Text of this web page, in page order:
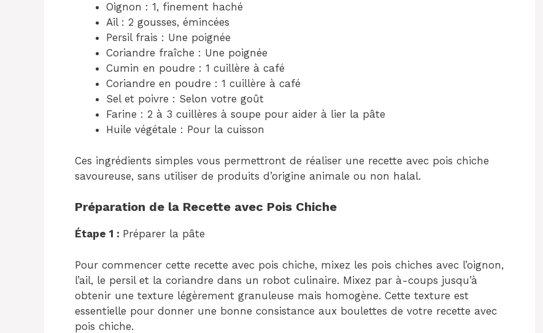
Oignon : 1, finement haché
Ail : 2 gousses, émincées
Persil frais : Une poignée
Coriandre fraîche : Une poignée
Cumin en poudre : 1 cuillère à café
Coriandre en poudre : 1 cuillère à café
Sel et poivre : Selon votre goût
Farine : 2 à 3 cuillères à soupe pour aider à lier la pâte
Huile végétale : Pour la cuisson
Ces ingrédients simples vous permettront de réaliser une recette avec pois chiche
savoureuse, sans utiliser de produits d’origine animale ou non halal.
Préparation de la Recette avec Pois Chiche
Étape 1 : Préparer la pâte
Pour commencer cette recette avec pois chiche, mixez les pois chiches avec l’oignon,
l’ail, le persil et la coriandre dans un robot culinaire. Mixez par à-coups jusqu’à
obtenir une texture légèrement granuleuse mais homogène. Cette texture est
essentielle pour donner une bonne consistance aux boulettes de votre recette avec
pois chiche.